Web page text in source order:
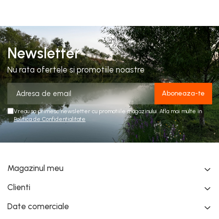
Newsletter
Nu rata ofertele si promotiile noastre
Vreau sa primesc newsletter cu promotiile magazinului. Afla mai multe in
Politica de Confidentialitate
Magazinul meu
Clienti
Date comerciale